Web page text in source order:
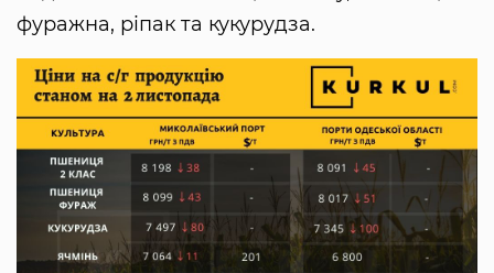
фуражна, ріпак та кукурудза.